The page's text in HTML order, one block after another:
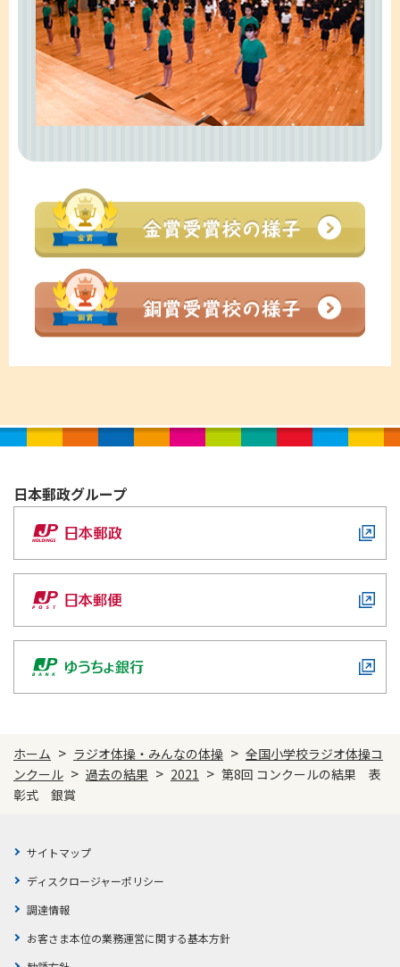
日本郵政グループ
ホーム > ラジオ体操・みんなの体操 > 全国小学校ラジオ体操コ
ンクール > 過去の結果 > 2021 > 第8回 コンクールの結果 表
彰式 銀賞
サイトマップ
ディスクロージャーポリシー
調達情報
お客さま本位の業務運営に関する基本方針